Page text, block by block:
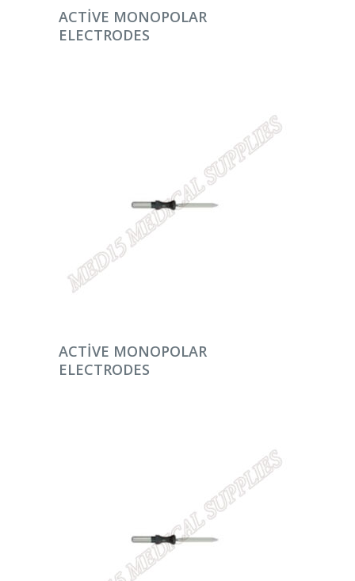
DEVAMINI OKU
ACTIVE MONOPOLAR
ELECTRODES
DEVAMINI OKU
ACTIVE MONOPOLAR
ELECTRODES